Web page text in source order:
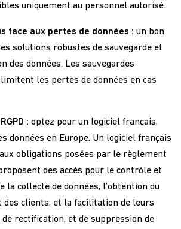
uniquement au personnel autorisé.
face aux pertes de données : un bon
solutions robustes de sauvegarde et
des données. Les sauvegardes
les pertes de données en cas
: optez pour un logiciel français,
données en Europe. Un logiciel français
obligations posées par le règlement
des accès pour le contrôle et
la collecte de données, l’obtention du
des clients, et la facilitation de leurs
de rectification, et de suppression de